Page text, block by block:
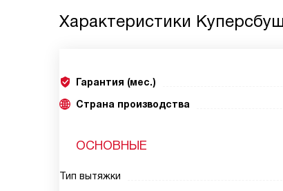
Характеристики
Гарантия (мес.)
Страна производства
ОСНОВНЫЕ
Тип вытяжки